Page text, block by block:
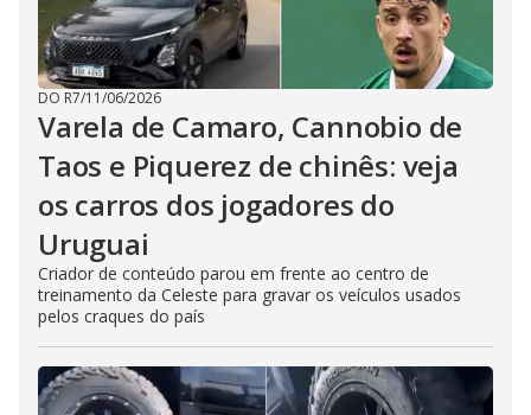
DO R7/11/06/2026
Varela de Camaro, Cannobio de
Taos e Piquerez de chinês: veja
os carros dos jogadores do
Uruguai
Criador de conteúdo parou em frente ao centro de
treinamento da Celeste para gravar os veículos usados
pelos craques do país